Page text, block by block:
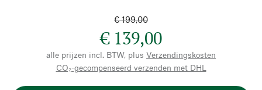
€ 199,00
€ 139,00
alle prijzen incl. BTW, plus Verzendingskosten
CO₂-gecompenseerd verzenden met DHL